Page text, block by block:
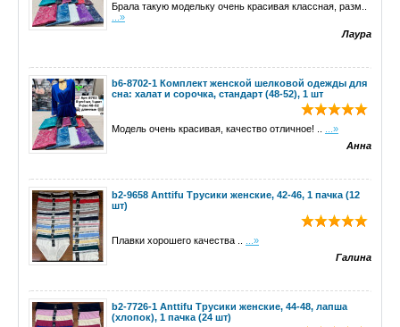
Брала такую модельку очень красивая классная, разм..
...»
Лаура
b6-8702-1 Комплект женской шелковой одежды для
сна: халат и сорочка, стандарт (48-52), 1 шт
Модель очень красивая, качество отличное! ..
...»
Анна
b2-9658 Anttifu Трусики женские, 42-46, 1 пачка (12
шт)
Плавки хорошего качества ..
...»
Галина
b2-7726-1 Anttifu Трусики женские, 44-48, лапша
(хлопок), 1 пачка (24 шт)